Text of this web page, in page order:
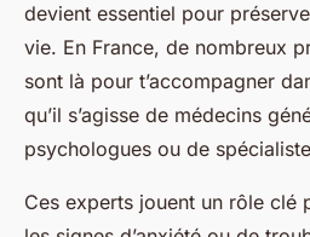
devient essentiel pour
vie. En France, de nombreux
sont là pour t’accompagner
qu’il s’agisse de médecins
psychologues ou de
Ces experts jouent un rôle clé